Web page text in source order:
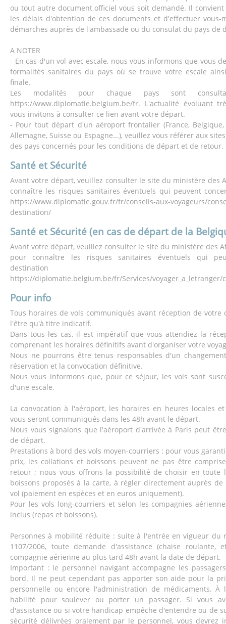
ou tout autre document officiel vous soit demandé. Il
les délais d'obtention de ces documents et d'effectuer vous-
démarches auprès de l'ambassade ou du consulat du pays de
A NOTER
- En cas d'un vol avec escale, nous vous informons que vous
formalités sanitaires du pays où se trouve votre escale
finale.
Les modalités pour chaque pays sont
https://www.diplomatie.belgium.be/fr. L'actualité évoluant
vous invitons à consulter ce lien avant votre départ.
- Pour tout départ d'un aéroport frontalier (France, Belgique,
Allemagne, Suisse ou Espagne...), veuillez vous référer aux
des pays concernés pour les conditions de départ et de retour.
Santé et Sécurité
Avant votre départ, veuillez consulter le site du ministère des
connaître les risques sanitaires éventuels qui peuvent
https://www.diplomatie.gouv.fr/fr/conseils-aux-voyageurs/
destination/
Santé et Sécurité (en cas de départ de la
Avant votre départ, veuillez consulter le site du ministère des
pour connaître les risques sanitaires éventuels qui
https://diplomatie.belgium.be/fr/Services/voyager_a_letranger/
Pour info
Tous horaires de vols communiqués avant réception de votre
l'être qu'à titre indicatif.
Dans tous les cas, il est impératif que vous attendiez la
comprenant les horaires définitifs avant d'organiser votre
Nous ne pourrons être tenus responsables d'un
réservation et la convocation définitive.
Nous vous informons que, pour ce séjour, les vols sont
d'une escale.
La convocation à l'aéroport, les horaires en heures locales
vous seront communiqués dans les 48h avant le départ.
Nous vous signalons que l'aéroport d'arrivée à Paris peut
de départ.
Prestations à bord des vols moyen-courriers : pour vous
prix, les collations et boissons peuvent ne pas être
retour ; nous vous offrons la possibilité de choisir en toute
boissons proposés à la carte, à régler directement auprès
vol (paiement en espèces et en euros uniquement).
Pour les vols long-courriers et selon les compagnies
inclus (repas et boissons).
Personnes à mobilité réduite : suite à l'entrée en vigueur du
1107/2006, toute demande d'assistance (chaise
compagnie aérienne au plus tard 48h avant la date de départ.
Important : le personnel navigant accompagne les
bord. Il ne peut cependant pas apporter son aide pour la
personnelle ou encore l'administration de médicaments.
habilité pour soulever ou porter un passager. Si vous
d'assistance ou si votre handicap empêche d'entendre ou de
sécurité délivrées oralement par le personnel, vous devrez